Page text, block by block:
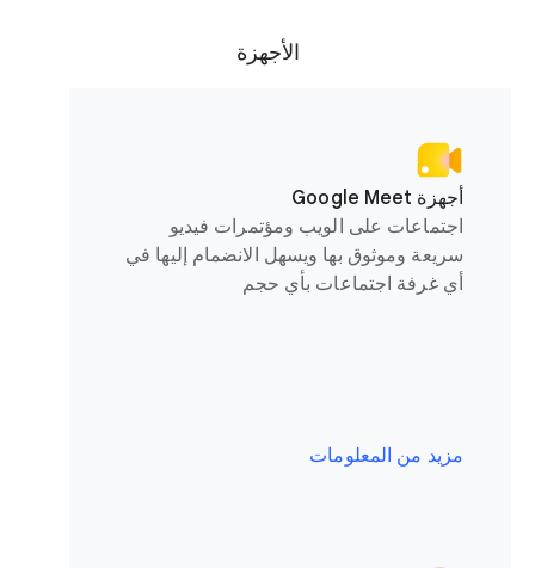
الأجهزة
أجهزة Google Meet
اجتماعات على الويب ومؤتمرات فيديو
سريعة وموثوق بها ويسهل الانضمام إليها في
أي غرفة اجتماعات بأي حجم
مزيد من المعلومات